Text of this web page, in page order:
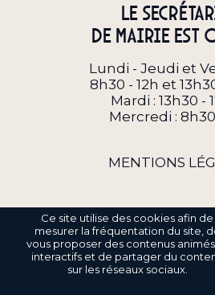
Le
de Mairie est
Lundi - Jeudi et
8h30 - 12h et
Mardi : 13h30 -
Mercredi : 8h30
MENTIONS
Site commercialisé par Centre France
hébergement du site Internet réalisé par
Ce site utilise des cookies afin de
mesurer la fréquentation du site,
vous proposer des contenus
interactifs et de partager du
sur les réseaux sociaux.